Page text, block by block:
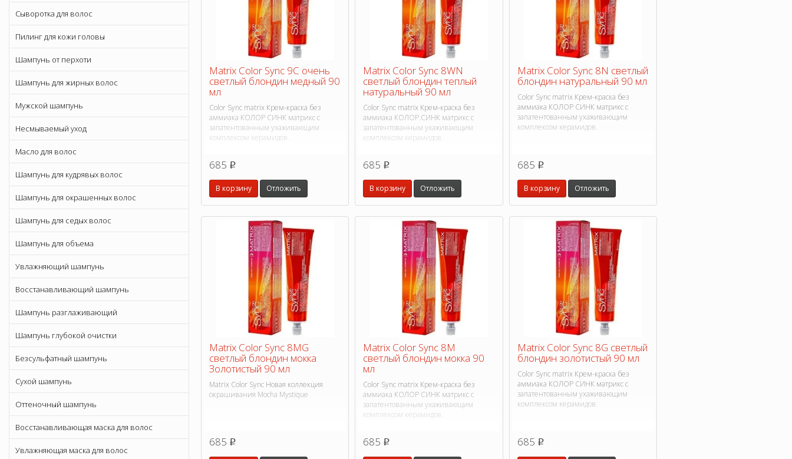
Сыворотка для волос
Пилинг для кожи головы
Шампунь от перхоти
Шампунь для жирных волос
Мужской шампунь
Несмываемый уход
Масло для волос
Шампунь для кудрявых волос
Шампунь для окрашенных волос
Шампунь для седых волос
Шампунь для объема
Увлажняющий шампунь
Восстанавливающий шампунь
Шампунь разглаживающий
Шампунь глубокой очистки
Безсульфатный шампунь
Сухой шампунь
Оттеночный шампунь
Восстанавливающая маска для волос
Увлажняющая маска для волос
Matrix Color Sync 9C очень
светлый блондин медный 90
мл
Color Sync matrix Крем-краска без
аммиака КОЛОР СИНК матрикс с
запатентованным ухаживающим
комплексом керамидов.
685 p
В корзину Отложить
Matrix Color Sync 8WN
светлый блондин теплый
натуральный 90 мл
Color Sync matrix Крем-краска без
аммиака КОЛОР.СИНК матрикс с
запатентованным ухаживающим
комплексом керамидов.
685 p
В корзину Отложить
Matrix Color Sync 8N светлый
блондин натуральный 90 мл
Color Sync matrix Крем-краска без
аммиака КОЛОР СИНК матрикс с
запатентованным ухаживающим
комплексом керамидов.
685 p
В корзину Отложить
Matrix Color Sync 8MG
светлый блондин мокка
Золотистый 90 мл
Matrix Color Sync Новая коллекция
окрашивания Mocha Mystique
685 p
Matrix Color Sync 8M
светлый блондин мокка 90
мл
Color Sync matrix Крем-краска без
аммиака КОЛОР СИНК матрикс с
запатентованным ухаживающим
комплексом керамидов.
685 p
Matrix Color Sync 8G светлый
блондин золотистый 90 мл
Color Sync matrix Крем-краска без
аммиака КОЛОР СИНК матрикс с
запатентованным ухаживающим
комплексом керамидов.
685 p